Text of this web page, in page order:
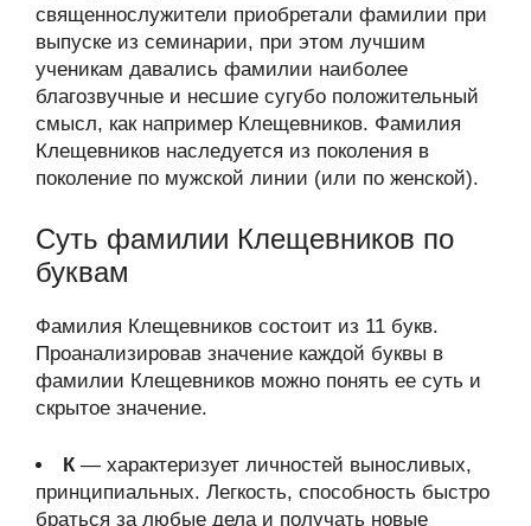
священнослужители приобретали фамилии при
выпуске из семинарии, при этом лучшим
ученикам давались фамилии наиболее
благозвучные и несшие сугубо положительный
смысл, как например Клещевников. Фамилия
Клещевников наследуется из поколения в
поколение по мужской линии (или по женской).
Суть фамилии Клещевников по
буквам
Фамилия Клещевников состоит из 11 букв.
Проанализировав значение каждой буквы в
фамилии Клещевников можно понять ее суть и
скрытое значение.
К— характеризует личностей выносливых,
принципиальных. Легкость, способность быстро
браться за любые дела и получать новые